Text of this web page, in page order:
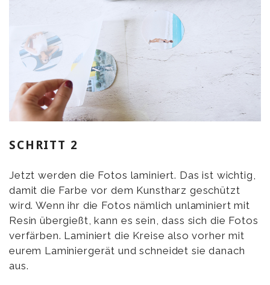
SCHRITT 2
Jetzt werden die Fotos laminiert. Das ist wichtig,
damit die Farbe vor dem Kunstharz geschützt
wird. Wenn ihr die Fotos nämlich unlaminiert mit
Resin übergießt, kann es sein, dass sich die Fotos
verfärben. Laminiert die Kreise also vorher mit
eurem Laminiergerät und schneidet sie danach
aus.